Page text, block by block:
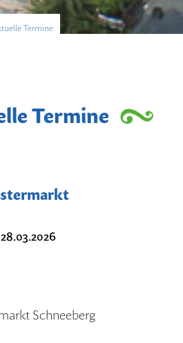
Termine
Termine
28.03.2026
Schneeberg